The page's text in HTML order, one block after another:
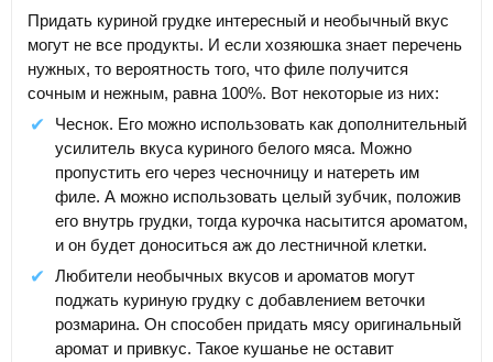
Придать куриной грудке интересный и необычный вкус
могут не все продукты. И если хозяюшка знает перечень
нужных, то вероятность того, что филе получится
сочным и нежным, равна 100%. Вот некоторые из них:
Чеснок. Его можно использовать как дополнительный
усилитель вкуса куриного белого мяса. Можно
пропустить его через чесночницу и натереть им
филе. А можно использовать целый зубчик, положив
его внутрь грудки, тогда курочка насытится ароматом,
и он будет доноситься аж до лестничной клетки.
Любители необычных вкусов и ароматов могут
поджать куриную грудку с добавлением веточки
розмарина. Он способен придать мясу оригинальный
аромат и привкус. Такое кушанье не оставит